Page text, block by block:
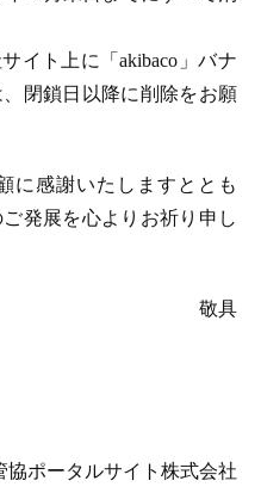
イト上に「akibaco」バナ
閉鎖日以降に削除をお願
に感謝いたしますととも
発展を心よりお祈り申し
敬具
協ポータルサイト株式会社